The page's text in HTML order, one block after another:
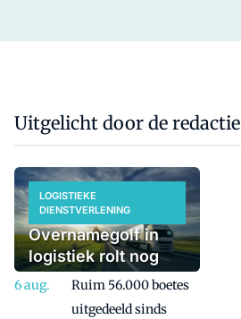
Uitgelicht door de redactie
LOGISTIEKE
DIENSTVERLENING
Overnamegolf in
logistiek rolt nog
even doorRuim 56.000 boetes
uitgedeeld sinds